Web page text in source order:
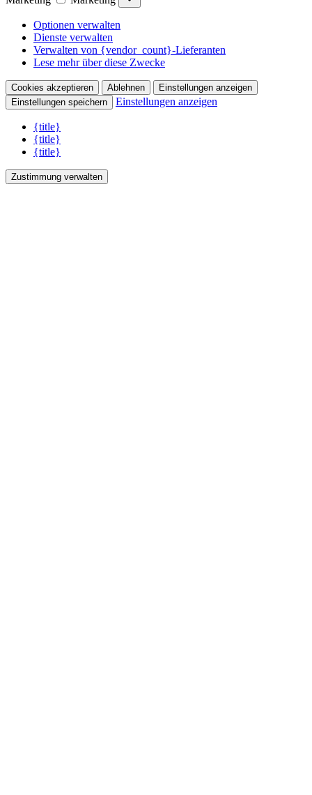
Optionen verwalten
Dienste verwalten
Verwalten von {vendor_count}-Lieferanten
Lese mehr über diese Zwecke
Cookies akzeptieren Ablehnen
Einstellungen anzeigen
Einstellungen speichern
Einstellungen anzeigen
{title}
{title}
{title}
Zustimmung verwalten